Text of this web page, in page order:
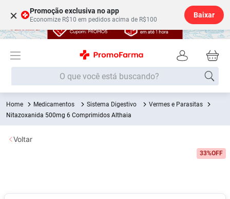
× Promoção exclusiva no app
Economize R$10 em pedidos acima de R$100
Baixar
O que você está buscando?
Medicamentos Sistema Digestivo
Vermes e Parasitas
Nitazoxanida 500mg 6 Comprimidos Althaia
33%OFF
Voltar
Termos mais buscados
1º Fralda
2
5º Fralda G